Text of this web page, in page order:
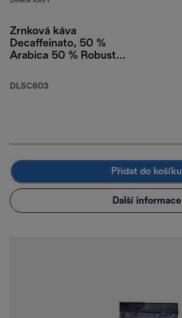
ZRNKA KÁVY
Zrnková káva
Decaffeinato, 50 %
Arabica 50 % Robusta,
DLSC603
Přidat do košíku
Další informace